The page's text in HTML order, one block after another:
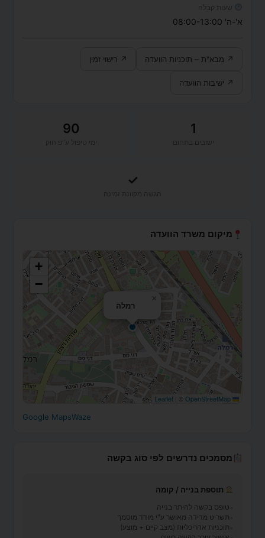
שעות קבלה
א'-ה' 08:00-13:00
↗ מבא"ת – תוכניות הוועדה ↗ רישוי זמין
↗ ישיבות הוועדה
1
90
✓
מיקום משרד הוועדה
רמלה
×
+
−
Leaflet
| ©OpenStreetMap
Waze
Google Maps
מסמכים נדרשים לפי סוג בקשה
תוספת בנייה / קומה
טופס בקשה להיתר בנייה
תשריט מדידה מאושר ע"י מודד מוסמך
תוכניות אדריכליות (מצב קיים + מוצע)